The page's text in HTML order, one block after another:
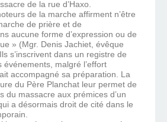
de la rue d’Haxo.
de la marche affirment n’être
de prière et de
aucune forme d’expression ou de
» (Mgr. Denis Jachiet, évêque
s’inscrivent dans un registre de
malgré l’effort
accompagné sa préparation. La
du Père Planchat leur permet de
du massacre aux prémices d’un
a désormais droit de cité dans le